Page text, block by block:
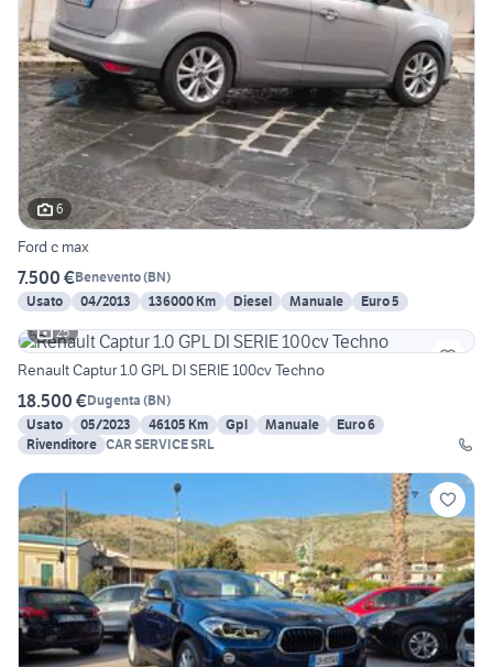
6
Ford c max
7.500 €Benevento(BN)
Usato
04/2013 136000 Km Diesel Manuale
Euro 5
25
Renault Captur 1.0 GPL DI SERIE 100cv Techno
18.500 €Dugenta (BN)
Usato
05/2023 46105 Km Gpl Manuale
Euro 6
Rivenditore CAR SERVICE SRL